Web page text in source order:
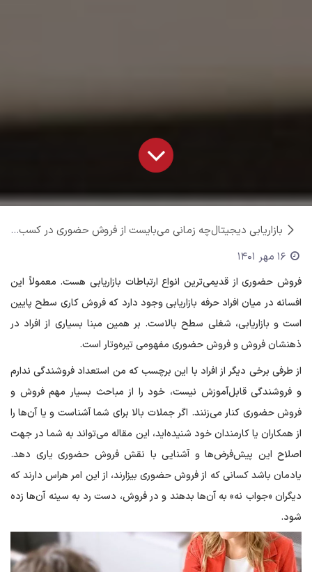
بازاریابی دیجیتالچه زمانی می‌بایست از فروش حضوری در کسب و کارتان استفاده کنید؟
16 مهر 1401
فروش حضوری از قدیمی‌ترین انواع ارتباطات بازاریابی هست. معمولاً این
افسانه در میان افراد حرفه بازاریابی وجود دارد که فروش کاری سطح پایین
است و بازاریابی، شغلی سطح بالاست. بر همین مبنا بسیاری از افراد در
ذهنشان فروش و فروش حضوری مفهومی تیره‌وتار است.
از طرفی برخی دیگر از افراد با این برچسب که من استعداد فروشندگی ندارم
و فروشندگی قابل‌آموزش نیست، خود را از مباحث بسیار مهم فروش و
فروش حضوری کنار می‌زنند. اگر جملات بالا برای شما آشناست و یا آن‌ها را
از همکاران یا کارمندان خود شنیده‌اید، این مقاله می‌تواند به شما در جهت
اصلاح این پیش‌فرض‌ها و آشنایی با نقش فروش حضوری یاری دهد.
یادمان باشد کسانی که از فروش حضوری بیزارند، از این امر هراس دارند که
دیگران «جواب نه» به آن‌ها بدهند و در فروش، دست رد به سینه آن‌ها زده
شود.